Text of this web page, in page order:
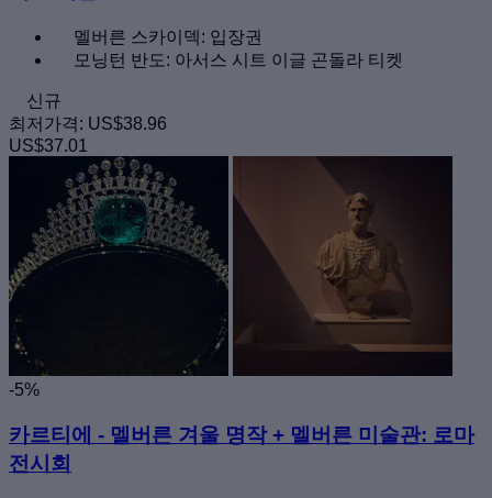
멜버른 스카이덱: 입장권
모닝턴 반도: 아서스 시트 이글 곤돌라 티켓
신규
최저가격: US$38.96
US$37.01
-5%
카르티에 - 멜버른 겨울 명작 + 멜버른 미술관: 로마
전시회